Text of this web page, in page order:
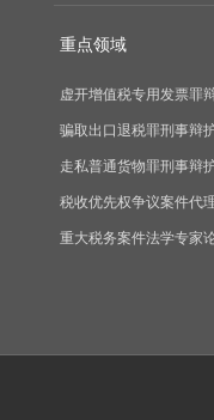
重点领域
虚开增值税专用发票罪
骗取出口退税罪刑事辩
走私普通货物罪刑事辩
税收优先权争议案件代
重大税务案件法学专家